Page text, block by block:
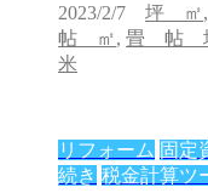
2023/2/7 坪 ㎡,
帖 ㎡, 畳 帖
米
リフォーム 固定
続き 税金計算ツ